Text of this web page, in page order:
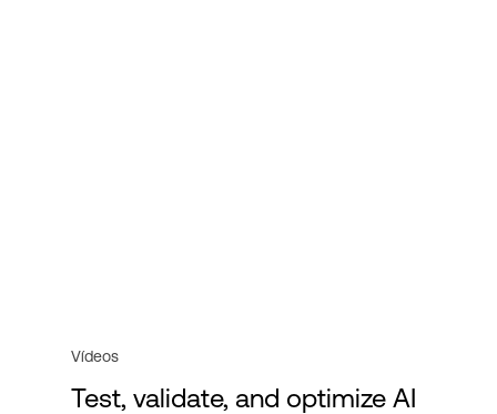
Vídeos
Test, validate, and optimize AI